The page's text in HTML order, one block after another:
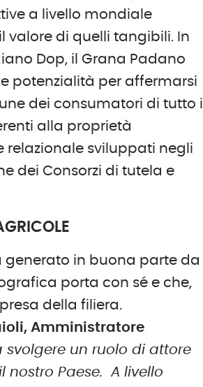
a livello mondiale
valore di quelli tangibili. In
Dop, il Grana Padano
potenzialità per affermarsi
dei consumatori di tutto il
alla proprietà
relazionale sviluppati negli
dei Consorzi di tutela e
generato in buona parte da
porta con sé e che,
della filiera.
Amministratore
un ruolo di attore
nostro Paese. A livello